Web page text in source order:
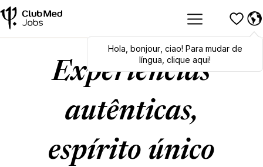
Hola,bonjour,ciao! To switch
languages, click here!
Hola bonjour, ciao! Para mudar de
língua, clique aqui!
Experiências
autênticas,
espírito único